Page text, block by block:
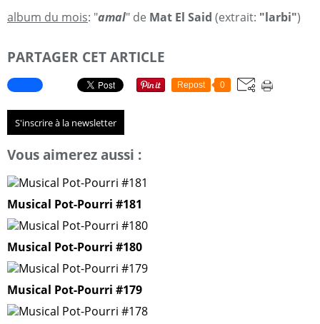
album du mois: "amal" de Mat El Said (extrait: "larbi")
PARTAGER CET ARTICLE
Repost 0
S'inscrire à la newsletter
Vous aimerez aussi :
Musical Pot-Pourri #181
Musical Pot-Pourri #180
Musical Pot-Pourri #179